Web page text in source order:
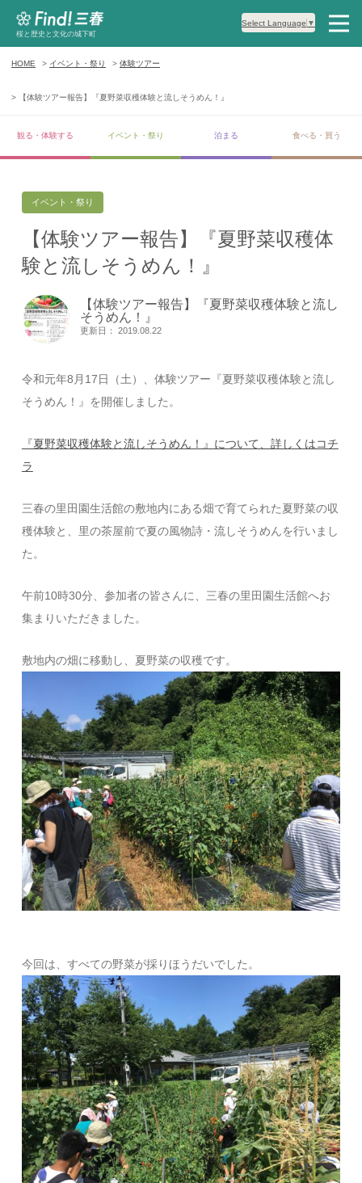
桜と歴史と文化の城下町
Select Language ▼
HOME イベント・祭り 体験ツアー
【体験ツアー報告】『夏野菜収穫体験と流しそうめん！』
観る・体験する イベント・祭り 泊まる 食べる・買う
イベント・祭り
【体験ツアー報告】『夏野菜収穫体
験と流しそうめん！』
【体験ツアー報告】『夏野菜収穫体験と流し
そうめん！』
更新日： 2019.08.22
令和元年8月17日（土）、体験ツアー『夏野菜収穫体験と流し
そうめん！』を開催しました。
『夏野菜収穫体験と流しそうめん！』について、詳しくはコチ
ラ
三春の里田園生活館の敷地内にある畑で育てられた夏野菜の収
穫体験と、里の茶屋前で夏の風物詩・流しそうめんを行いまし
た。
午前10時30分、参加者の皆さんに、三春の里田園生活館へお
集まりいただきました。
敷地内の畑に移動し、夏野菜の収穫です。
今回は、すべての野菜が採りほうだいでした。